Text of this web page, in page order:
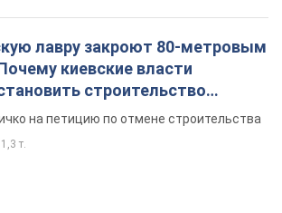
лавру закроют 80-метровым
киевские власти
строительство
верующего"
на петицию по отмене строительства
т.